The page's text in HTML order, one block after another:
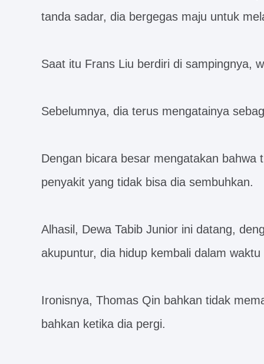
tanda sadar, dia bergegas maju untuk
Saat itu Frans Liu berdiri di sampingnya,
Sebelumnya, dia terus mengatainya
Dengan bicara besar mengatakan
penyakit yang tidak bisa dia sembuhkan.
Alhasil, Dewa Tabib Junior ini datang,
akupuntur, dia hidup kembali dalam
Ironisnya, Thomas Qin bahkan tidak
bahkan ketika dia pergi.